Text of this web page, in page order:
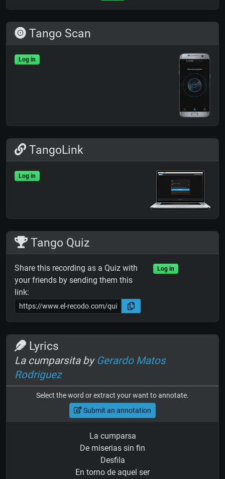
Tango Scan
Log in
TangoLink
Log in
Tango Quiz
Share this recording as a Quiz with
your friends by sending them this
link:
Log in
Lyrics
La cumparsita by Gerardo Matos
Rodriguez
Select the word or extract your want to annotate.
Submit an annotation
La cumparsa
De miserias sin fin
Desfila
En torno de aquel ser